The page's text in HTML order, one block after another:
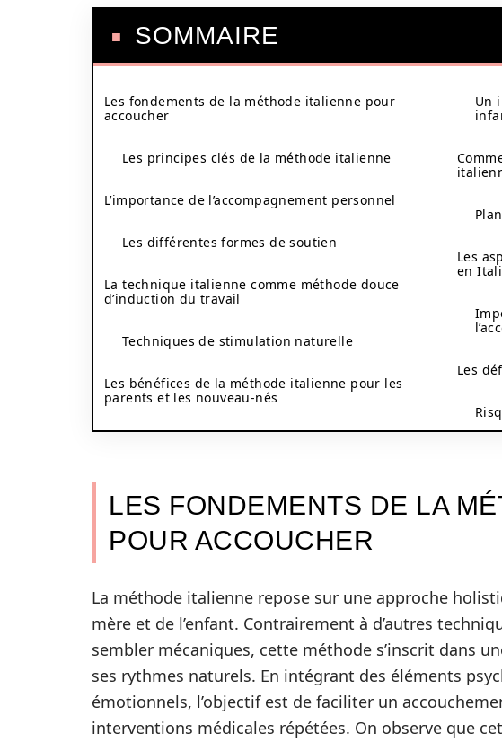
SOMMAIRE
Les fondements de la méthode italienne pour
accoucher
Les principes clés de la méthode italienne
L’importance de l’accompagnement personnel
Les différentes formes de soutien
La technique italienne comme méthode douce
d’induction du travail
Techniques de stimulation naturelle
Les bénéfices de la méthode italienne pour les
parents et les nouveau-nés
Un
Les
en
Les
LES FONDEMENTS DE LA
POUR ACCOUCHER
La méthode italienne repose sur une approche
mère et de l’enfant. Contrairement à d’autres
sembler mécaniques, cette méthode s’inscrit dans
ses rythmes naturels. En intégrant des éléments
émotionnels, l’objectif est de faciliter un
interventions médicales répétées. On observe que